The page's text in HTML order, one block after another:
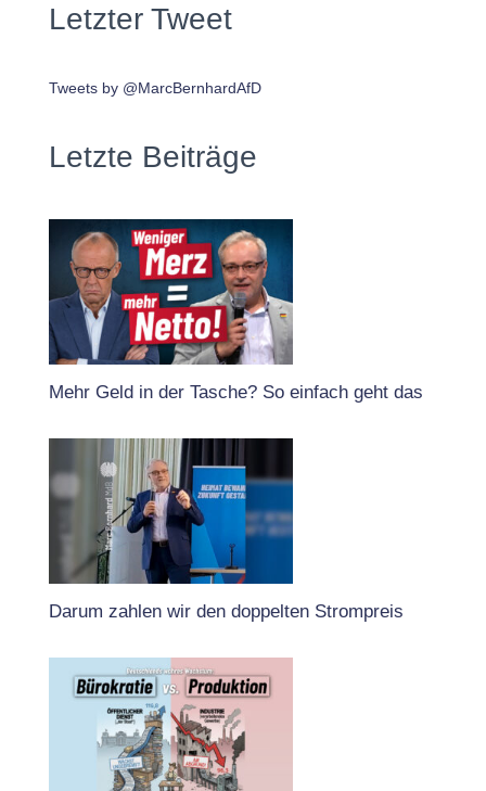
Letzter Tweet
Tweets by @MarcBernhardAfD
Letzte Beiträge
Mehr Geld in der Tasche? So einfach geht das
Darum zahlen wir den doppelten Strompreis